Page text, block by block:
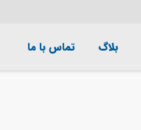
بلاگ تماس با ما